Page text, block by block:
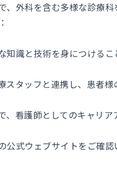
外科を含む多様な診療
識と技術を身につけるこ
タッフと連携し、患者様
看護師としてのキャリア
式ウェブサイトをご確